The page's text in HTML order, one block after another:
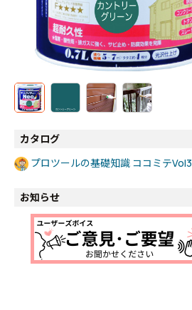
カタログ
プロツールの基礎知識 ココミテVol3
お知らせ